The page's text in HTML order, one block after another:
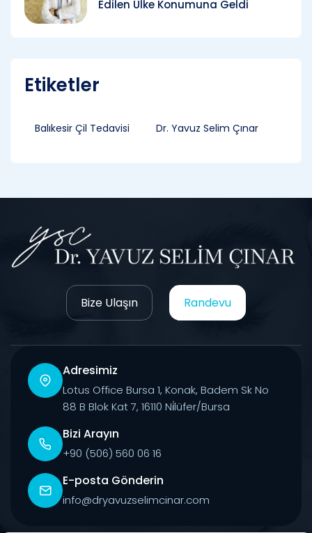
Edilen Ülke Konumuna Geldi
Etiketler
Balıkesir Çil Tedavisi Dr. Yavuz Selim Çınar
Bize Ulaşın Randevu
Adresimiz
Lotus Office Bursa 1, Konak, Badem Sk No
88 B Blok Kat 7, 16110 Ni̇lüfer/Bursa
Bizi Arayın
+90 (506) 560 06 16
E-posta Gönderin
info@dryavuzselimcinar.com